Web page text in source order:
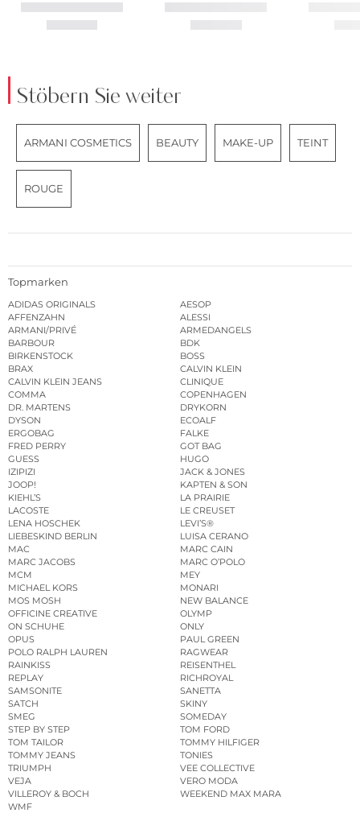
Stöbern Sie weiter
ARMANI COSMETICS BEAUTY MAKE-UP TEINT
ROUGE
Topmarken
ADIDAS ORIGINALS
AESOP
AFFENZAHN
ALESSI
ARMANI/PRIVÉ
ARMEDANGELS
BARBOUR
BDK
BIRKENSTOCK
BOSS
BRAX
CALVIN KLEIN
CALVIN KLEIN JEANS
CLINIQUE
COMMA
COPENHAGEN
DR. MARTENS
DRYKORN
DYSON
ECOALF
ERGOBAG
FALKE
FRED PERRY
GOT BAG
GUESS
HUGO
IZIPIZI
JACK & JONES
JOOP!
KAPTEN & SON
KIEHL’S
LA PRAIRIE
LACOSTE
LE CREUSET
LENA HOSCHEK
LEVI’S®
LIEBESKIND BERLIN
LUISA CERANO
MAC
MARC CAIN
MARC JACOBS
MARC O’POLO
MCM
MEY
MICHAEL KORS
MONARI
MOS MOSH
NEW BALANCE
OFFICINE CREATIVE
OLYMP
ON SCHUHE
ONLY
OPUS
PAUL GREEN
POLO RALPH LAUREN
RAGWEAR
RAINKISS
REISENTHEL
REPLAY
RICHROYAL
SAMSONITE
SANETTA
SATCH
SKINY
SMEG
SOMEDAY
STEP BY STEP
TOM FORD
TOM TAILOR
TOMMY HILFIGER
TOMMY JEANS
TONIES
TRIUMPH
VEE COLLECTIVE
VEJA
VERO MODA
VILLEROY & BOCH
WEEKEND MAX MARA
WMF